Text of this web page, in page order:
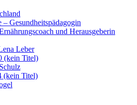
– Gesundheitspädagogin
und Herausgeberin
Leber
(kein Titel)
(kein Titel)